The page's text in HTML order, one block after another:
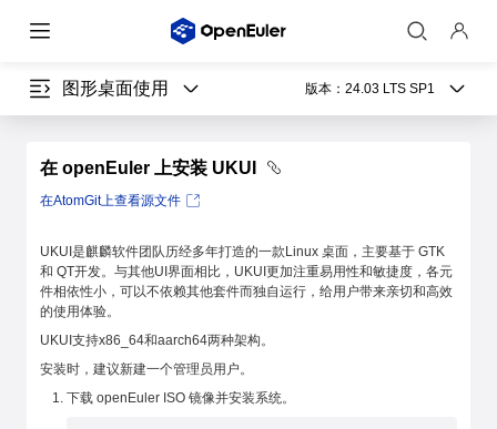
图形桌面使用 版本： 24.03 LTS SP1
在 openEuler 上安装 UKUI
在AtomGit上查看源文件
UKUI是麒麟软件团队历经多年打造的一款Linux 桌面，主要基于 GTK
和 QT开发。与其他UI界面相比，UKUI更加注重易用性和敏捷度，各元
件相依性小，可以不依赖其他套件而独自运行，给用户带来亲切和高效
的使用体验。
UKUI支持x86_64和aarch64两种架构。
安装时，建议新建一个管理员用户。
下载 openEuler ISO 镜像并安装系统。